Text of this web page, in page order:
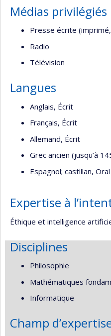
Médias privilégiés
Presse écrite
Radio
Télévision
Langues
Anglais, Écrit
Français, Écrit
Allemand, Écrit
Grec ancien (jusqu’à
Espagnol; castillan, Oral
Expertise à
Éthique et intelligence
Disciplines
Philosophie
Mathématiques
Informatique
Champ